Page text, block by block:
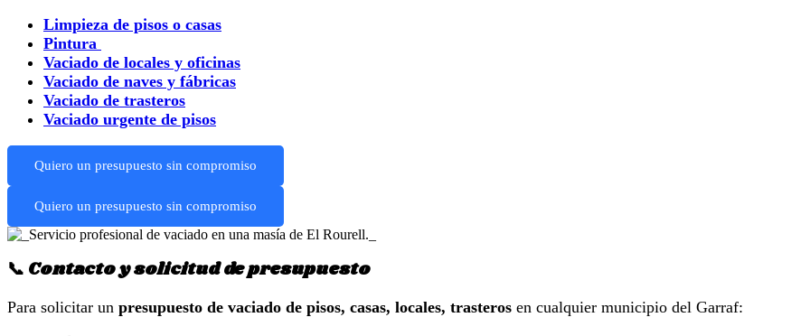
Limpieza de pisos o casas
Pintura
Vaciado de locales y oficinas
Vaciado de naves y fábricas
Vaciado de trasteros
Vaciado urgente de pisos
Quiero un presupuesto sin compromiso
Quiero un presupuesto sin compromiso
📞 Contacto y solicitud de presupuesto
Para solicitar un presupuesto de vaciado de pisos, casas, locales, trasteros en cualquier municipio del Garraf: